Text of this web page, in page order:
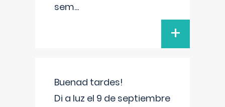
sem...
+
Buenad tardes!
Di a luz el 9 de septiembre